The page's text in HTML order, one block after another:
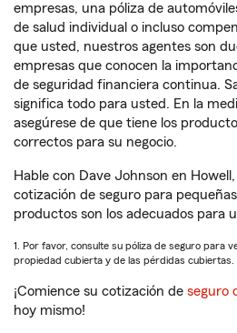
empresas, una póliza de
de salud individual o incluso
que usted, nuestros agentes son
empresas que conocen la
de seguridad financiera continua.
significa todo para usted. En la
asegúrese de que tiene los
correctos para su negocio.
Hable con Dave Johnson en
cotización de seguro para
productos son los adecuados para
1. Por favor, consulte su póliza de seguro para
propiedad cubierta y de las pérdidas cubiertas.
¡Comience su cotización de seguro
hoy mismo!